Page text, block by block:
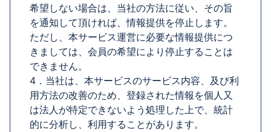
希望しない場合は、当社の方法に従い、その旨
を通知して頂ければ、情報提供を停止します。
ただし、本サービス運営に必要な情報提供につ
きましては、会員の希望により停止することは
できません。
4．当社は、本サービスのサービス内容、及び利
用方法の改善のため、登録された情報を個人又
は法人が特定できないよう処理した上で、統計
的に分析し、利用することがあります。